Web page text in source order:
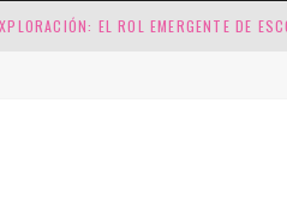
EL ROL EMERGENTE DE
GENÉTICOS EN TU EMBARAZO